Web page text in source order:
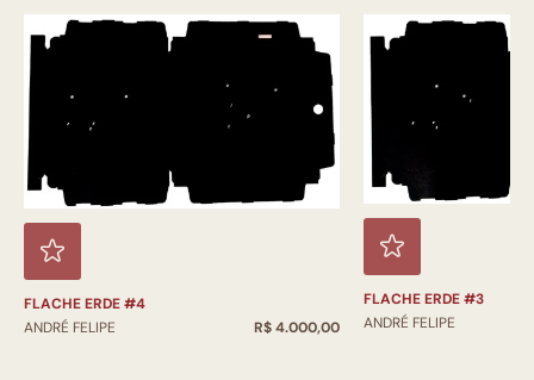
FLACHE ERDE #4
ANDRÉ FELIPE
R$ 4.000,00
FLACHE ERDE #3
ANDRÉ FELIPE